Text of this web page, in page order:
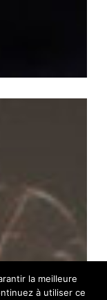
la meilleure
à utiliser ce